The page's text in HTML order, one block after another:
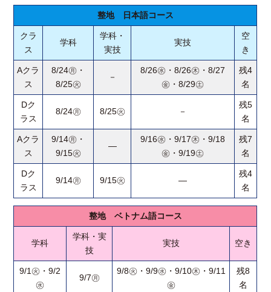
整地 日本語コース
クラ
ス
学科
学科・
実技
実技
空
き
Aクラ
ス
8/24㊊・
8/25㊋
－
8/26㊌・8/26㊍・8/27
㊎・8/29㊏
残4
名
Dク
ラス
8/24㊊ 8/25㊋ －
残5
名
Aクラ
ス
9/14㊊・
9/15㊋
―
9/16㊌・9/17㊍・9/18
㊎・9/19㊏
残7
名
Dク
ラス
9/14㊊ 9/15㊋ ―
残4
名
整地 ベトナム語コース
学科
学科・実
技
実技 空き
9/1㊋・9/2
㊌
9/7㊊
9/8㊋・9/9㊌・9/10㊍・9/11
㊎
残8
名